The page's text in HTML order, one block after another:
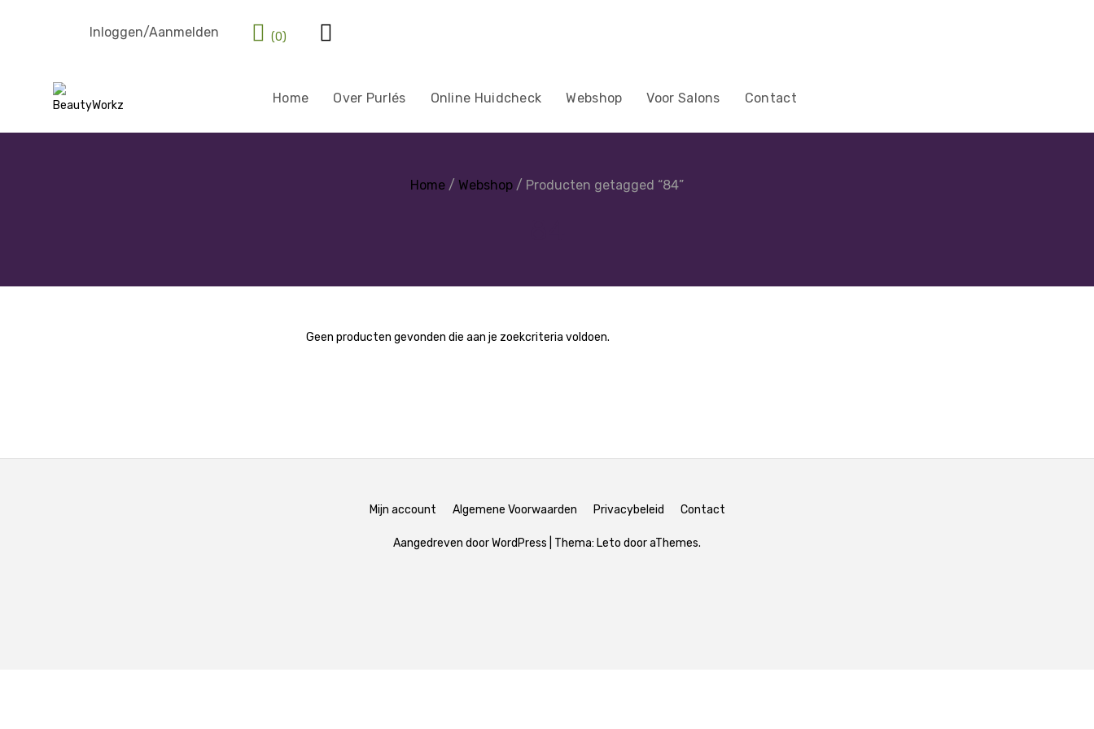
Home Over Purlés Online Huidcheck Webshop Voor Salons Contact
Inloggen/Aanmelden (0)
Home / Webshop / Producten getagged “84”
Geen producten gevonden die aan je zoekcriteria voldoen.
Mijn account Algemene Voorwaarden Privacybeleid Contact
Aangedreven door WordPress Thema: Leto door aThemes.